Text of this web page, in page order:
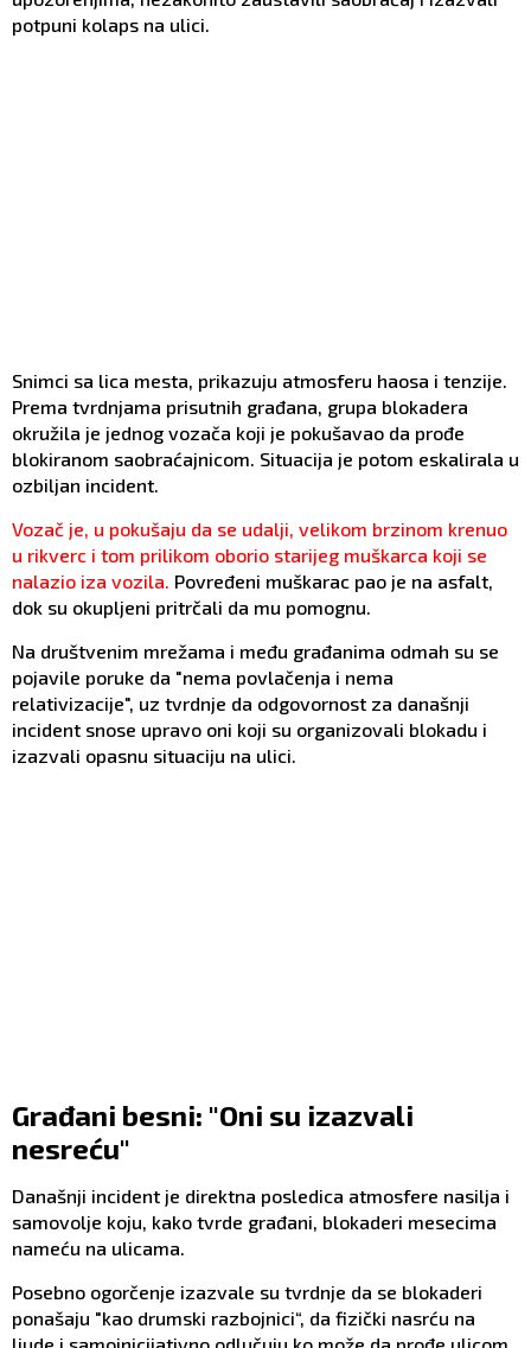
potpuni kolaps na ulici.
Snimci sa lica mesta, prikazuju atmosferu haosa i tenzije.
Prema tvrdnjama prisutnih građana, grupa blokadera
okružila je jednog vozača koji je pokušavao da prođe
blokiranom saobraćajnicom. Situacija je potom eskalirala u
ozbiljan incident.
Vozač je, u pokušaju da se udalji, velikom brzinom krenuo
u rikverc i tom prilikom oborio starijeg muškarca koji se
nalazio iza vozila. Povređeni muškarac pao je na asfalt,
dok su okupljeni pritrčali da mu pomognu.
Na društvenim mrežama i među građanima odmah su se
pojavile poruke da "nema povlačenja i nema
relativizacije", uz tvrdnje da odgovornost za današnji
incident snose upravo oni koji su organizovali blokadu i
izazvali opasnu situaciju na ulici.
Građani besni: "Oni su izazvali
nesreću"
Današnji incident je direktna posledica atmosfere nasilja i
samovolje koju, kako tvrde građani, blokaderi mesecima
nameću na ulicama.
Posebno ogorčenje izazvale su tvrdnje da se blokaderi
ponašaju "kao drumski razbojnici“, da fizički nasrću na